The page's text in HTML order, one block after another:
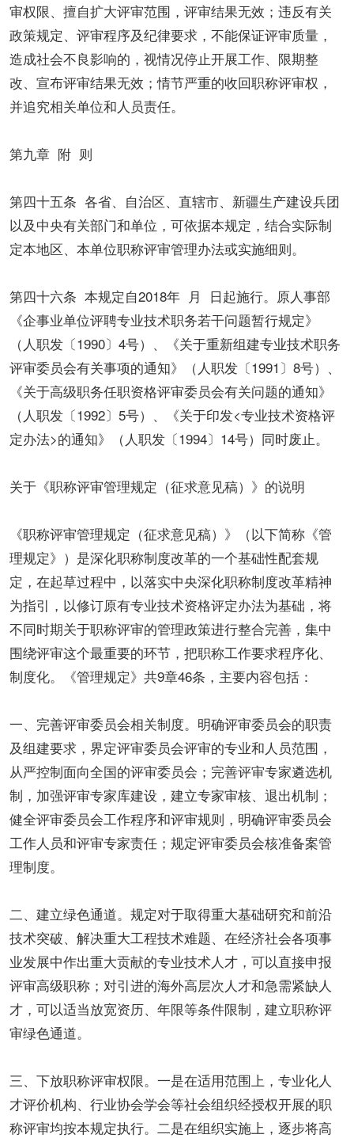
审权限、擅自扩大评审范围，评审结果无效；违反有关
政策规定、评审程序及纪律要求，不能保证评审质量，
造成社会不良影响的，视情况停止开展工作、限期整
改、宣布评审结果无效；情节严重的收回职称评审权，
并追究相关单位和人员责任。
第九章 附 则
第四十五条 各省、自治区、直辖市、新疆生产建设兵团
以及中央有关部门和单位，可依据本规定，结合实际制
定本地区、本单位职称评审管理办法或实施细则。
第四十六条 本规定自2018年 月 日起施行。原人事部
《企事业单位评聘专业技术职务若干问题暂行规定》
（人职发〔1990〕4号）、《关于重新组建专业技术职务
评审委员会有关事项的通知》（人职发〔1991〕8号）、
《关于高级职务任职资格评审委员会有关问题的通知》
（人职发〔1992〕5号）、《关于印发<专业技术资格评
定办法>的通知》（人职发〔1994〕14号）同时废止。
关于《职称评审管理规定（征求意见稿）》的说明
《职称评审管理规定（征求意见稿）》（以下简称《管
理规定》）是深化职称制度改革的一个基础性配套规
定，在起草过程中，以落实中央深化职称制度改革精神
为指引，以修订原有专业技术资格评定办法为基础，将
不同时期关于职称评审的管理政策进行整合完善，集中
围绕评审这个最重要的环节，把职称工作要求程序化、
制度化。《管理规定》共9章46条，主要内容包括：
一、完善评审委员会相关制度。明确评审委员会的职责
及组建要求，界定评审委员会评审的专业和人员范围，
从严控制面向全国的评审委员会；完善评审专家遴选机
制，加强评审专家库建设，建立专家审核、退出机制；
健全评审委员会工作程序和评审规则，明确评审委员会
工作人员和评审专家责任；规定评审委员会核准备案管
理制度。
二、建立绿色通道。规定对于取得重大基础研究和前沿
技术突破、解决重大工程技术难题、在经济社会各项事
业发展中作出重大贡献的专业技术人才，可以直接申报
评审高级职称；对引进的海外高层次人才和急需紧缺人
才，可以适当放宽资历、年限等条件限制，建立职称评
审绿色通道。
三、下放职称评审权限。一是在适用范围上，专业化人
才评价机构、行业协会学会等社会组织经授权开展的职
称评审均按本规定执行。二是在组织实施上，逐步将高